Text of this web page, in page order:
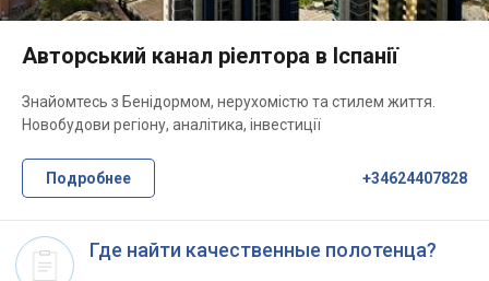
Где найти качественные полотенца?
Авторський канал ріелтора в Іспанії
Знайомтесь з Бенідормом, нерухомістю та стилем життя.
Новобудови регіону, аналітика, інвестиції
Подробнее +34624407828